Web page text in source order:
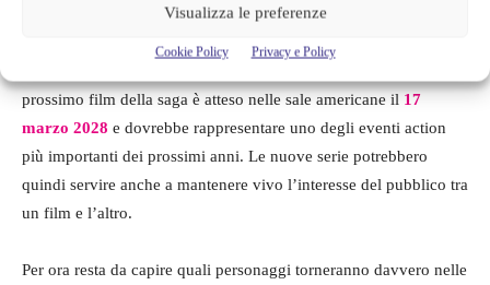
Visualizza le preferenze
Cookie Policy Privacy e Policy
sfruttarne tutto il potenziale anche sul fronte televisivo.
prossimo film della saga è atteso nelle sale americane il 17
marzo 2028 e dovrebbe rappresentare uno degli eventi action
più importanti dei prossimi anni. Le nuove serie potrebbero
quindi servire anche a mantenere vivo l’interesse del pubblico tra
un film e l’altro.
Per ora resta da capire quali personaggi torneranno davvero nelle